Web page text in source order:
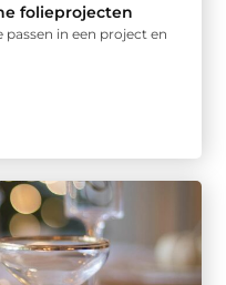
folieprojecten
in een project en